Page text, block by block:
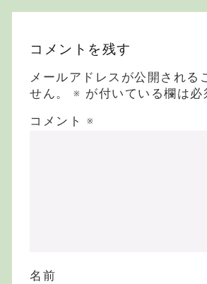
コメントを残す
メールアドレスが公開される
せん。
※ が付いている欄は必
コメント ※
名前